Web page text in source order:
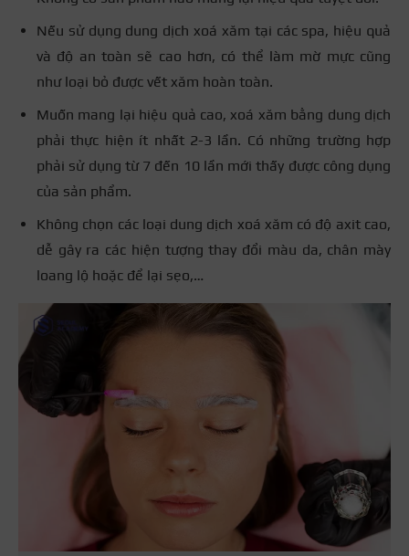
Nếu sử dụng dung dịch xoá xăm tại các spa, hiệu quả
và độ an toàn sẽ cao hơn, có thể làm mờ mực cũng
như loại bỏ được vết xăm hoàn toàn.
Muốn mang lại hiệu quả cao, xoá xăm bằng dung dịch
phải thực hiện ít nhất 2-3 lần. Có những trường hợp
phải sử dụng từ 7 đến 10 lần mới thấy được công dụng
của sản phẩm.
Không chọn các loại dung dịch xoá xăm có độ axit cao,
dễ gây ra các hiện tượng thay đổi màu da, chân mày
loang lộ hoặc để lại sẹo,…